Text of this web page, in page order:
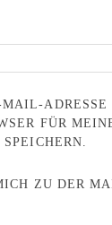
ADRESSE
FÜR
ZU DER